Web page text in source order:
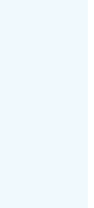
worden mee
de gordijnen gratis
je een op maat
knipstaal
Staaltjes worden
daarom gerust
uw gordijnen
de